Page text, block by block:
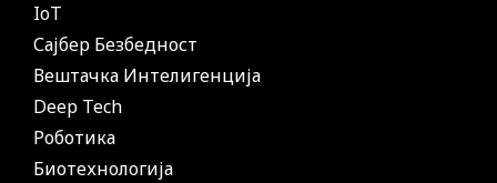
IoT
Сајбер Безбедност
Вештачка Интелигенција
Deep Tech
Роботика
Биотехнологија